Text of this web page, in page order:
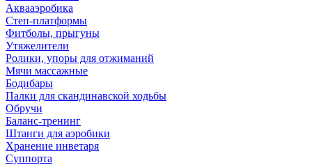
Аквааэробика
Степ-платформы
Фитболы, прыгуны
Утяжелители
Ролики, упоры для отжиманий
Мячи массажные
Бодибары
Палки для скандинавской ходьбы
Обручи
Баланс-тренинг
Штанги для аэробики
Хранение инветаря
Суппорта